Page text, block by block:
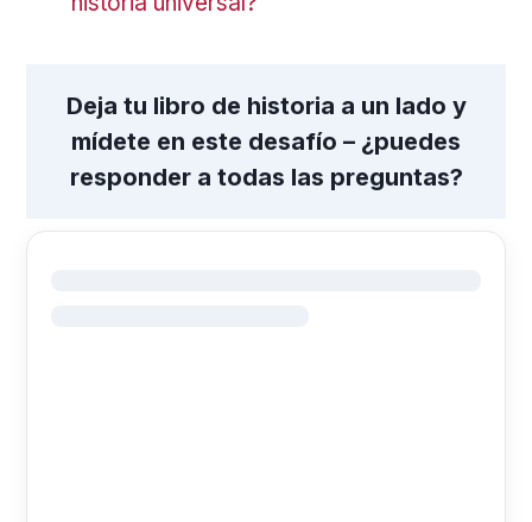
Deja tu libro de historia a un lado y
mídete en este desafío – ¿puedes
responder a todas las preguntas?